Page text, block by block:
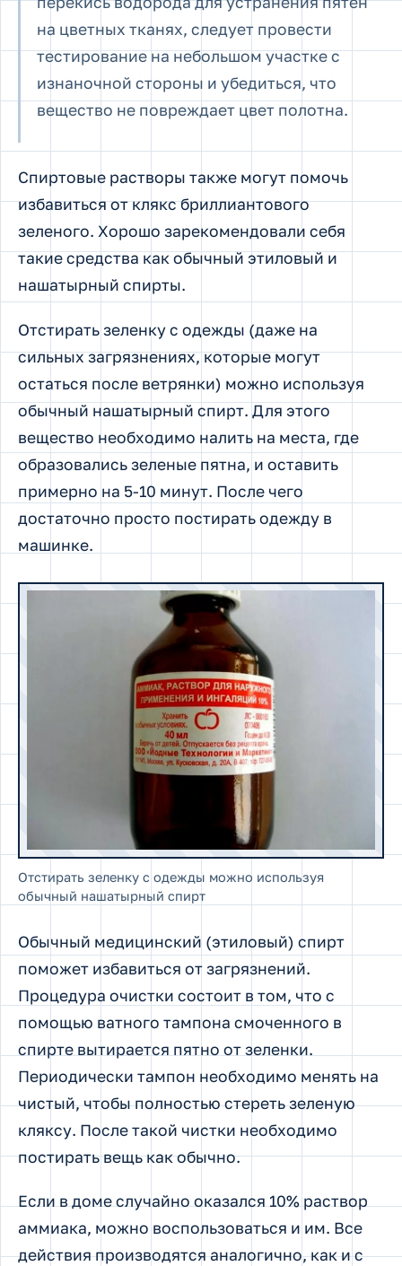
на цветных тканях, следует провести
тестирование на небольшом участке с
изнаночной стороны и убедиться, что
вещество не повреждает цвет полотна.
Спиртовые растворы также могут помочь
избавиться от клякс бриллиантового
зеленого. Хорошо зарекомендовали себя
такие средства как обычный этиловый и
нашатырный спирты.
Отстирать зеленку с одежды (даже на
сильных загрязнениях, которые могут
остаться после ветрянки) можно используя
обычный нашатырный спирт. Для этого
вещество необходимо налить на места, где
образовались зеленые пятна, и оставить
примерно на 5-10 минут. После чего
достаточно просто постирать одежду в
машинке.
Отстирать зеленку с одежды можно используя
обычный нашатырный спирт
Обычный медицинский (этиловый) спирт
поможет избавиться от загрязнений.
Процедура очистки состоит в том, что с
помощью ватного тампона смоченного в
спирте вытирается пятно от зеленки.
Периодически тампон необходимо менять на
чистый, чтобы полностью стереть зеленую
кляксу. После такой чистки необходимо
постирать вещь как обычно.
Если в доме случайно оказался 10% раствор
аммиака, можно воспользоваться и им. Все
действия производятся аналогично, как и с